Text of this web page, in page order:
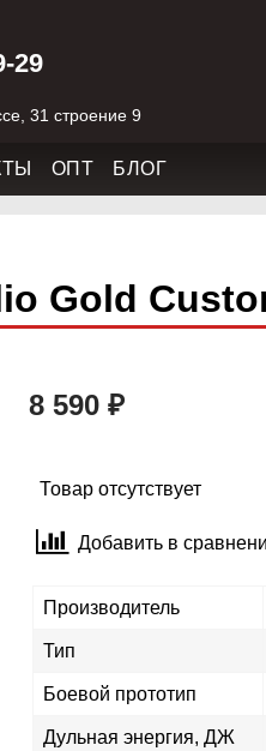
29
31 строение 9
ОПТ БЛОГ
Gold
8 590 ₽
Товар отсутствует
Добавить в
Производитель
Тип
Боевой прототип
Дульная энергия, ДЖ